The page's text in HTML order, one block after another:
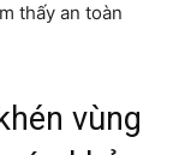
thấy an toàn
vùng